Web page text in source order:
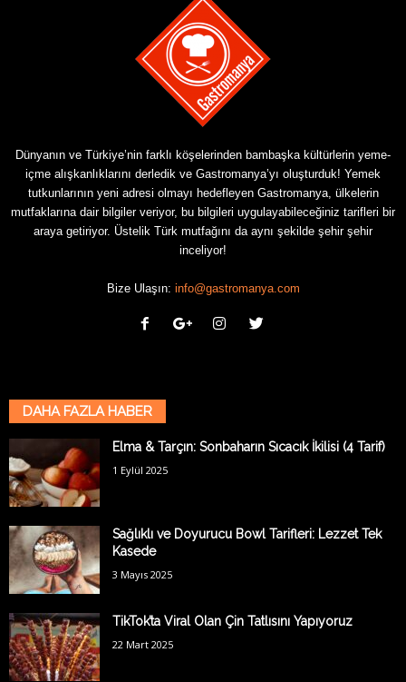
Dünyanın ve Türkiye’nin farklı köşelerinden bambaşka kültürlerin yeme-
içme alışkanlıklarını derledik ve Gastromanya’yı oluşturduk! Yemek
tutkunlarının yeni adresi olmayı hedefleyen Gastromanya, ülkelerin
mutfaklarına dair bilgiler veriyor, bu bilgileri uygulayabileceğiniz tarifleri bir
araya getiriyor. Üstelik Türk mutfağını da aynı şekilde şehir şehir
inceliyor!
Bize Ulaşın: info@gastromanya.com
DAHA FAZLA HABER
Elma & Tarçın: Sonbaharın Sıcacık İkilisi (4 Tarif)
1 Eylül 2025
Sağlıklı ve Doyurucu Bowl Tarifleri: Lezzet Tek
Kasede
3 Mayıs 2025
TikTok’ta Viral Olan Çin Tatlısını Yapıyoruz
22 Mart 2025